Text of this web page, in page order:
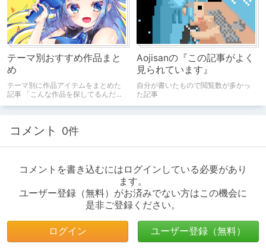
テーマ別おすすめ作品まと
め
テーマ別に作品アイテムをまとめた
記事 「こんな作品を探してるんだけ
Aojisanの『この記事がよく
見られています』
自分が書いたもので閲覧数が多かっ
た記事
コメント 0件
コメントを書き込むにはログインしている必要があり
ます。
ユーザー登録（無料）がお済みでない方はこの機会に
是非ご登録ください。
ログイン ユーザー登録（無料）